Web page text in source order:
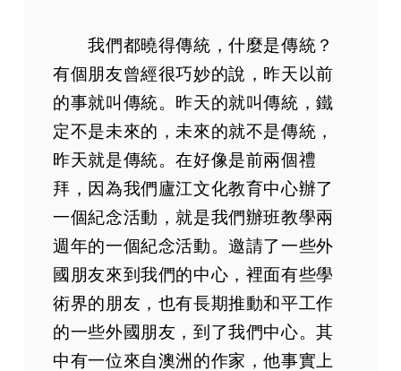
我們都曉得傳統，什麼是傳統？
有個朋友曾經很巧妙的說，昨天以前
的事就叫傳統。昨天的就叫傳統，鐵
定不是未來的，未來的就不是傳統，
昨天就是傳統。在好像是前兩個禮
拜，因為我們廬江文化教育中心辦了
一個紀念活動，就是我們辦班教學兩
週年的一個紀念活動。邀請了一些外
國朋友來到我們的中心，裡面有些學
術界的朋友，也有長期推動和平工作
的一些外國朋友，到了我們中心。其
中有一位來自澳洲的作家，他事實上